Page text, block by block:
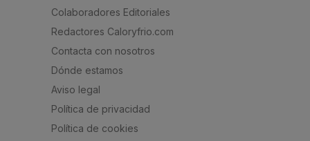
Colaboradores Editoriales
Redactores Caloryfrio.com
Contacta con nosotros
Dónde estamos
Aviso legal
Política de privacidad
Política de cookies